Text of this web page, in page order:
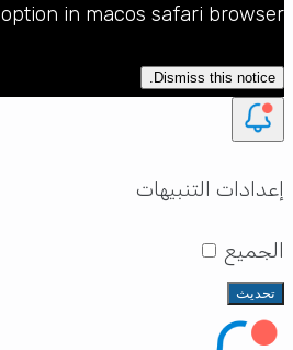
option in macos safari browser
Dismiss this notice.
إعدادات التنبيهات
الجميع
تحديث